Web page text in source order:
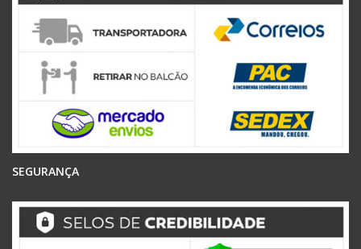
SEGURANÇA